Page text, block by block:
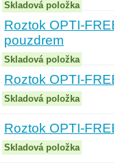
Skladová položka
Roztok OPTI-
pouzdrem
Skladová položka
Roztok OPTI-
Skladová položka
Roztok OPTI-
Skladová položka